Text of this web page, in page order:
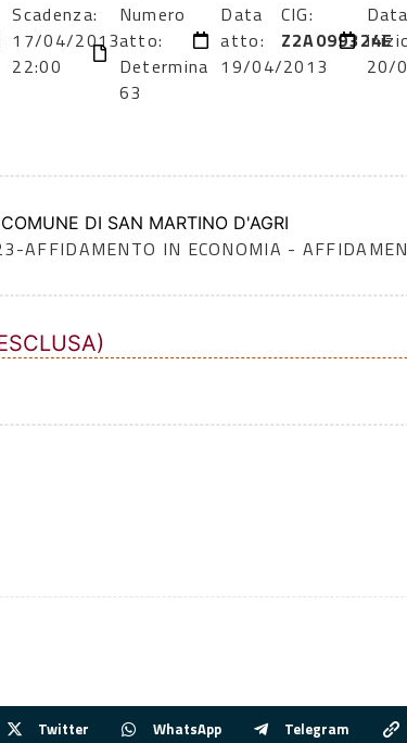
Scadenza:
17/04/2013
22:00
Numero
atto:
Determina
63
Data
atto:
19/04/2013
CIG:
Z2A099324E
20/
DI SAN MARTINO D'AGRI
AFFIDAMENTO IN ECONOMIA -
Twitter WhatsApp Telegram